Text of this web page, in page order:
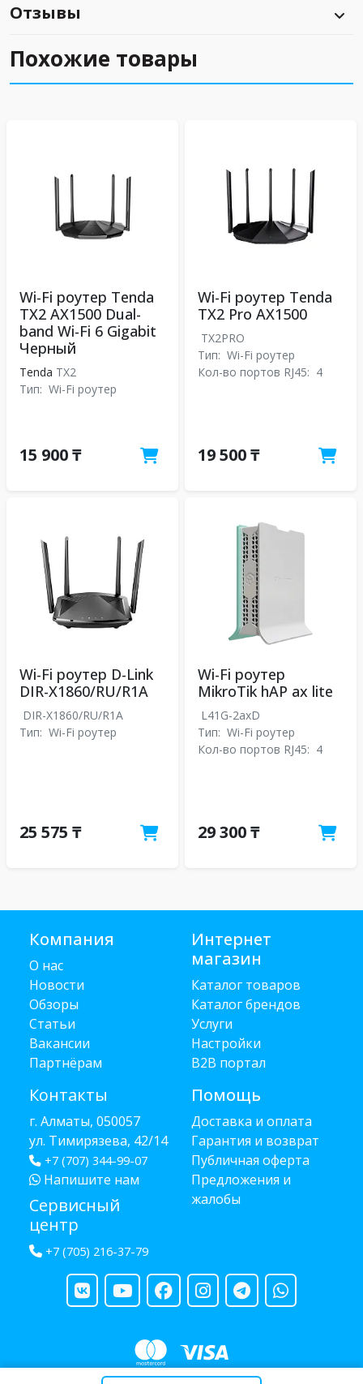
Отзывы
Похожие товары
Wi-Fi роутер Tenda
TX2 AX1500 Dual-
band Wi-Fi 6 Gigabit
Черный
Tenda TX2
Тип: Wi-Fi роутер
15 900 ₸
Wi-Fi роутер Tenda
TX2 Pro АX1500
TX2PRO
Тип: Wi-Fi роутер
Кол-во портов RJ45: 4
19 500 ₸
Wi-Fi роутер D-Link
DIR-X1860/RU/R1A
DIR-X1860/RU/R1A
Тип: Wi-Fi роутер
25 575 ₸
Wi-Fi роутер
MikroTik hAP ax lite
L41G-2axD
Тип: Wi-Fi роутер
Кол-во портов RJ45: 4
29 300 ₸
Компания
О нас
Новости
Обзоры
Статьи
Вакансии
Партнёрам
Контакты
г. Алматы, 050057
ул. Тимирязева, 42/14
+7 (707) 344-99-07
Напишите нам
Сервисный
центр
+7 (705) 216-37-79
Интернет
магазин
Каталог товаров
Каталог брендов
Услуги
Настройки
B2B портал
Помощь
Доставка и оплата
Гарантия и возврат
Публичная оферта
Предложения и
жалобы